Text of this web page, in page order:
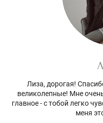
Лиза, дорогая!
великолепные! Мне
главное - с тобой легко
меня